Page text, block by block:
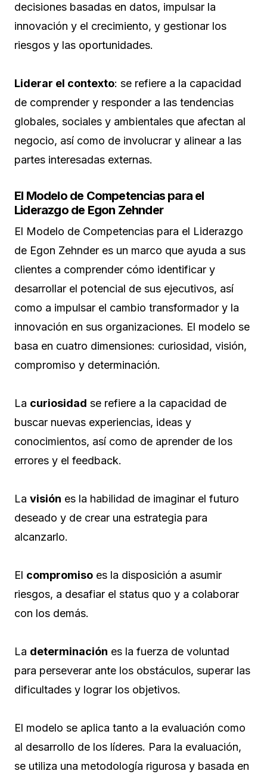
decisiones basadas en datos, impulsar la
innovación y el crecimiento, y gestionar los
riesgos y las oportunidades.
Liderar el contexto: se refiere a la capacidad
de comprender y responder a las tendencias
globales, sociales y ambientales que afectan al
negocio, así como de involucrar y alinear a las
partes interesadas externas.
El Modelo de Competencias para el
Liderazgo de Egon Zehnder
El Modelo de Competencias para el Liderazgo
de Egon Zehnder es un marco que ayuda a sus
clientes a comprender cómo identificar y
desarrollar el potencial de sus ejecutivos, así
como a impulsar el cambio transformador y la
innovación en sus organizaciones. El modelo se
basa en cuatro dimensiones: curiosidad, visión,
compromiso y determinación.
La curiosidad se refiere a la capacidad de
buscar nuevas experiencias, ideas y
conocimientos, así como de aprender de los
errores y el feedback.
La visión es la habilidad de imaginar el futuro
deseado y de crear una estrategia para
alcanzarlo.
El compromiso es la disposición a asumir
riesgos, a desafiar el status quo y a colaborar
con los demás.
La determinación es la fuerza de voluntad
para perseverar ante los obstáculos, superar las
dificultades y lograr los objetivos.
El modelo se aplica tanto a la evaluación como
al desarrollo de los líderes. Para la evaluación,
se utiliza una metodología rigurosa y basada en